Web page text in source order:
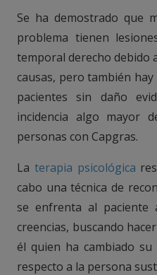
Se ha demostrado que
problema tienen
temporal derecho debido
causas, pero también
pacientes sin daño
incidencia algo mayor
personas con Capgras.
La terapia psicológica
cabo una técnica de
se enfrenta al paciente
creencias, buscando
él quien ha cambiado su
respecto a la persona